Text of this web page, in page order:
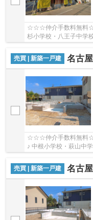
☆☆☆仲介手数料無料
杉小学校・八王子中学
売買 | 新築一戸建 名古屋市瑞
☆☆☆仲介手数料無料
♪ 中根小学校・萩山中
売買 | 新築一戸建 名古屋市瑞